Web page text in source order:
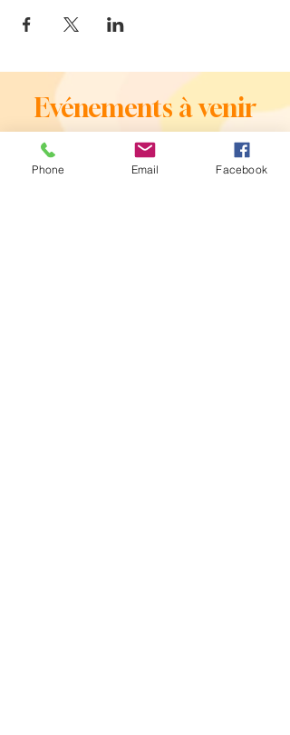
Evénements à venir
Phone Email Facebook